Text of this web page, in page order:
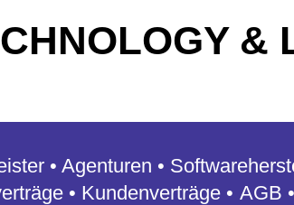
&
• Agenturen •
• Kundenverträge • AGB